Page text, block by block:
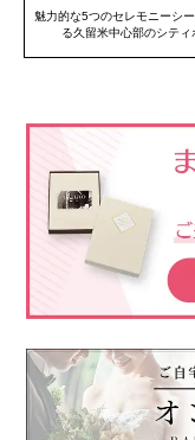
魅力的な5つのセレモニーシ
る久留米中心部のシティ